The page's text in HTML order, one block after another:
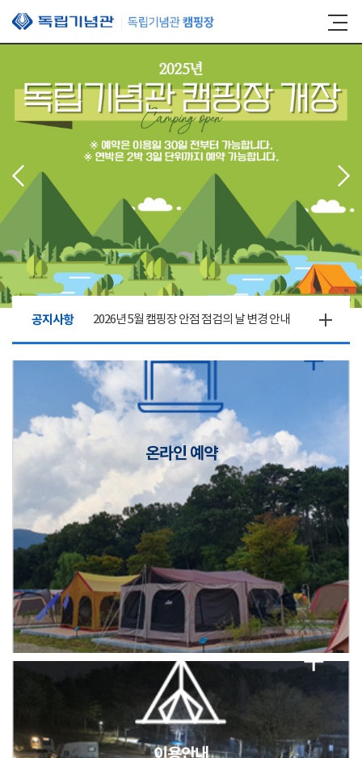
본문 바로가기
공지사항 2026년 5월 캠핑장 안점 점검의 날 변경 안내
캠핑장(9월1일~6일) 미운영 공지
2026년 5월 캠핑장 안점 점검의 날 변경 안내
캠핑장(9월1일~6일) 미운영 공지
2026년 5월 캠핑장 안점 점검의 날 변경 안내
캠핑장(9월1일~6일) 미운영 공지
온라인 예약